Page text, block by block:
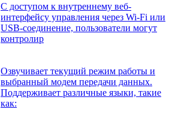
С доступом к внутреннему веб-
интерфейсу управления через Wi-Fi или
USB-соединение, пользователи могут
контролир
Озвучивает текущий режим работы и
выбранный модем передачи данных.
Поддерживает различные языки, такие
как: